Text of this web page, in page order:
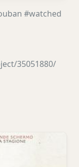
#watched
35051880/